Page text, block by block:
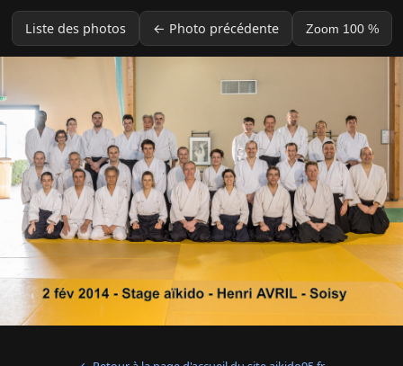
Liste des photos ← Photo précédente Zoom 100 %